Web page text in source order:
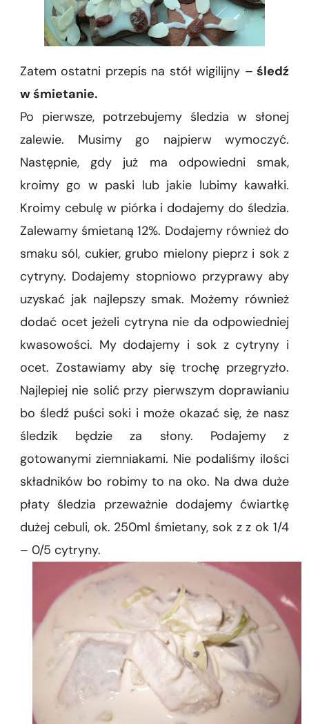
Zatem ostatni przepis na stół wigilijny – śledź
w śmietanie.
Po pierwsze, potrzebujemy śledzia w słonej
zalewie. Musimy go najpierw wymoczyć.
Następnie, gdy już ma odpowiedni smak,
kroimy go w paski lub jakie lubimy kawałki.
Kroimy cebulę w piórka i dodajemy do śledzia.
Zalewamy śmietaną 12%. Dodajemy również do
smaku sól, cukier, grubo mielony pieprz i sok z
cytryny. Dodajemy stopniowo przyprawy aby
uzyskać jak najlepszy smak. Możemy również
dodać ocet jeżeli cytryna nie da odpowiedniej
kwasowości. My dodajemy i sok z cytryny i
ocet. Zostawiamy aby się trochę przegryzło.
Najlepiej nie solić przy pierwszym doprawianiu
bo śledź puści soki i może okazać się, że nasz
śledzik będzie za słony. Podajemy z
gotowanymi ziemniakami. Nie podaliśmy ilości
składników bo robimy to na oko. Na dwa duże
płaty śledzia przeważnie dodajemy ćwiartkę
dużej cebuli, ok. 250ml śmietany, sok z z ok 1/4
– 0/5 cytryny.